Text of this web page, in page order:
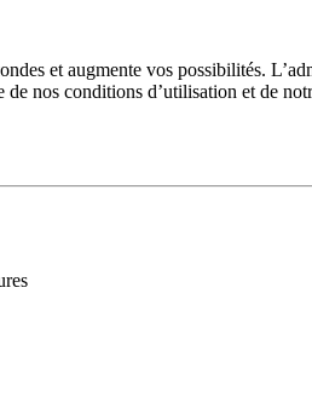
et augmente vos possibilités.
nos conditions d’utilisation et de